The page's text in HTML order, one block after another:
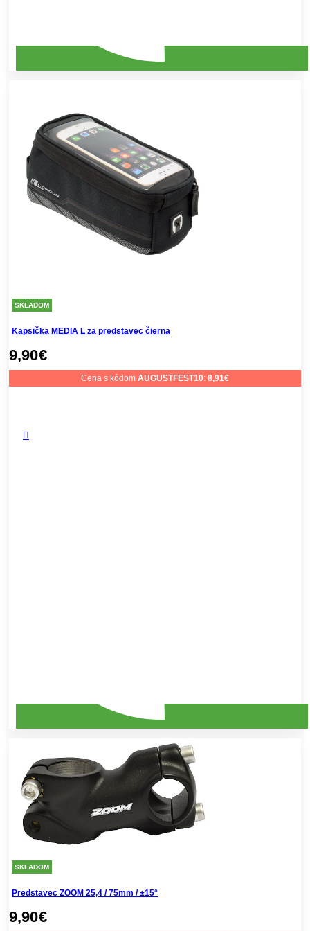
SKLADOM
Kapsička MEDIA L za predstavec čierna
9,90€
Cena s kódom AUGUSTFEST10: 8,91€
SKLADOM
Predstavec ZOOM 25,4 / 75mm / ±15°
9,90€